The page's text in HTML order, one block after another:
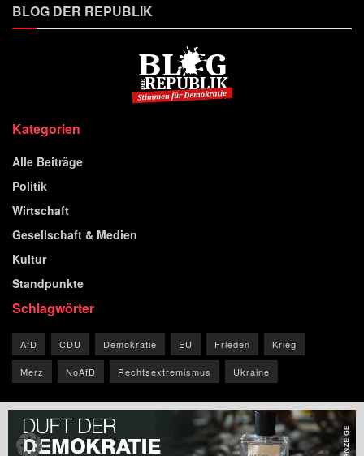
BLOG DER REPUBLIK
Kategorien
Alle Beiträge
Politik
Wirtschaft
Gesellschaft & Medien
Kultur
Standpunkte
Schlagwörter
AfD CDU Demokratie EU Frieden Krieg
Merz NoAfD Rechtsextremismus Ukraine
© 2026 Blog der Republik.